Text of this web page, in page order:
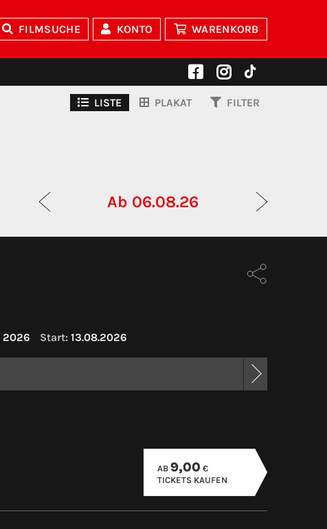
FILMSUCHE KONTO WARENKORB
LISTE PLAKAT FILTER
Ab 06.08.26
2026 Start: 13.08.2026
AB 9,00 €
TICKETS KAUFEN